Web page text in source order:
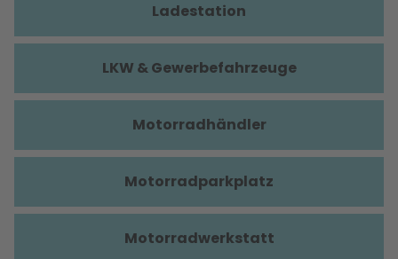
Ladestation
LKW & Gewerbefahrzeuge
Motorradhändler
Motorradparkplatz
Motorradwerkstatt